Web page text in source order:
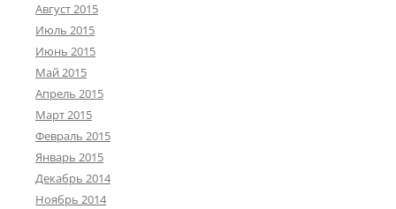
Август 2015
Июль 2015
Июнь 2015
Май 2015
Апрель 2015
Март 2015
Февраль 2015
Январь 2015
Декабрь 2014
Ноябрь 2014